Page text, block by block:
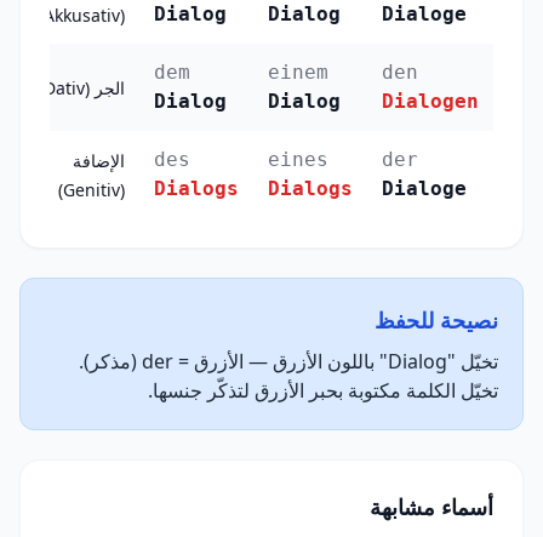
(Akkusativ)
Dialog
Dialog
Dialoge
الجر (Dativ)
dem
Dialog
einem
Dialog
den
Dialogen
الإضافة
(Genitiv)
des
Dialogs
eines
Dialogs
der
Dialoge
نصيحة للحفظ
تخيّل "Dialog" باللون الأزرق — الأزرق = der (مذكر).
تخيّل الكلمة مكتوبة بحبر الأزرق لتذكّر جنسها.
أسماء مشابهة